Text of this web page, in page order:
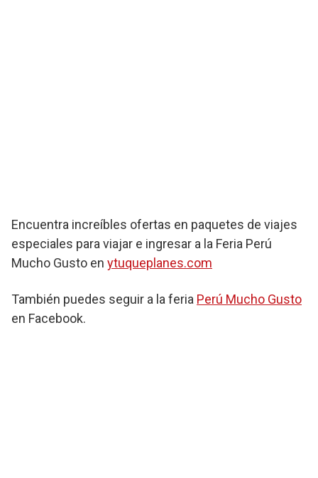
Encuentra increíbles ofertas en paquetes de viajes
especiales para viajar e ingresar a la Feria Perú
Mucho Gusto en ytuqueplanes.com
También puedes seguir a la feria Perú Mucho Gusto
en Facebook.